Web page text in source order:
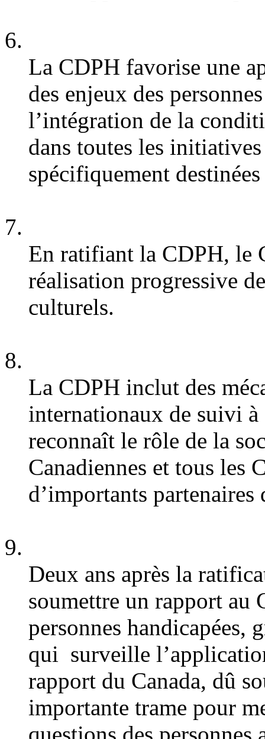
La CDPH favorise une
des enjeux des
l’intégration de la
dans toutes les
spécifiquement
En ratifiant la CDPH, le
réalisation progressive
culturels.
La CDPH inclut des
internationaux de suivi
reconnaît le rôle de la
Canadiennes et tous les
d’importants partenaires
Deux ans après la
soumettre un rapport au
personnes handicapées,
qui surveille
rapport du Canada, dû
importante trame pour
questions des